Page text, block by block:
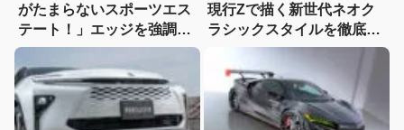
がたまらないスポーツエス
テート！」エッジを強調し
たエアロに22インチホイー
ルで武装
現行Zで描く新世代ネオク
ラシックスタイルを徹底解